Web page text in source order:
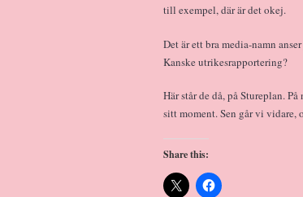
till exempel, där är det okej.
Det är ett bra media-namn
Kanske utrikesrapportering?
Här står de då, på Stureplan.
sitt moment. Sen går vi vidare,
Share this: